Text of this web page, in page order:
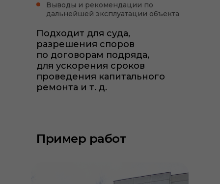
Выводы и рекомендации по
дальнейшей эксплуатации объекта
Подходит для суда,
разрешения споров
по договорам подряда,
для ускорения сроков
проведения капитального
ремонта и т. д.
Пример работ